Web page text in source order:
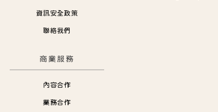
資訊安全政策
聯絡我們
商業服務
內容合作
業務合作